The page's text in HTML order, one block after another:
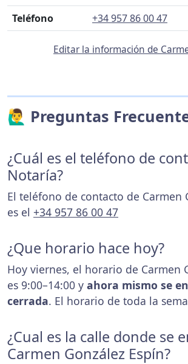
Teléfono +34 957 86 00 47
Editar la información de
🙋‍♂️ Preguntas
¿Cuál es el teléfono de
Notaría?
El teléfono de contacto de Carmen
es el +34 957 86 00 47
¿Que horario hace hoy?
Hoy viernes, el horario de Carmen
es 9:00–14:00 y ahora mismo se
cerrada. El horario de toda la
¿Cual es la calle donde se
Carmen González Espín?